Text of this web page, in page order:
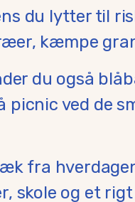
du lytter til
kæmpe
du også
picnic ved de
fra
skole og et